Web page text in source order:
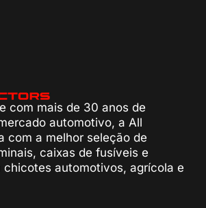
com mais de 30 anos de
automotivo, a All
com a melhor seleção de
caixas de fusíveis e
chicotes automotivos, agrícola e